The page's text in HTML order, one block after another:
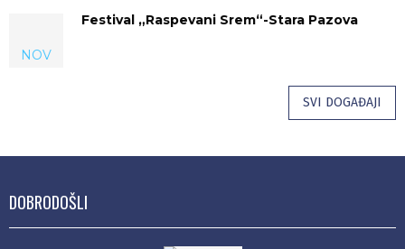
NOV
Festival „Raspevani Srem“-Stara Pazova
SVI DOGAĐAJI
DOBRODOŠLI